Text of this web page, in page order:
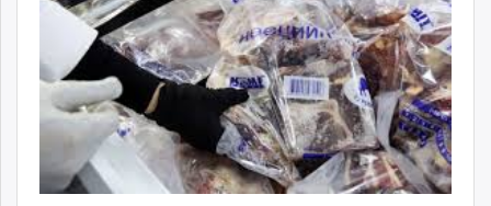
zarig.mn
today.mn
zuv.mn
mminfo.mn
ugluu.mn
urlag.mn
unen.mn